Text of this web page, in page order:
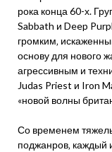
рока конца 60-х.
Sabbath и Deep
громким‚
основу для нового
агрессивным и
Judas Priest и Iron
«новой волны
Со временем
поджанров‚ каждый